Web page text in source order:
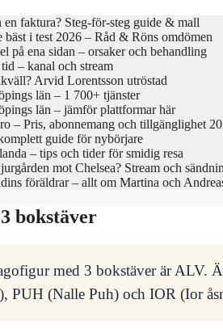
en faktura? Steg-för-steg guide & mall
bäst i test 2026 – Råd & Röns omdömen
på ena sidan – orsaker och behandling
– kanal och stream
Arvid Lorentsson utröstad
län – 1 700+ tjänster
län – jämför plattformar här
– Pris, abonnemang och tillgänglighet
guide för nybörjare
– tips och tider för smidig resa
mot Chelsea? Stream och
föräldrar – allt om Martina och
bokstäver
med 3 bokstäver är ALV.
PUH (Nalle Puh) och IOR (Ior